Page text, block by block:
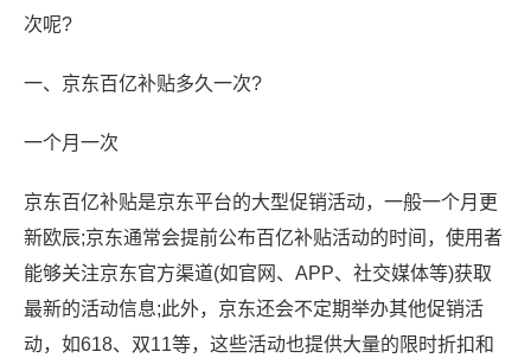
次呢?
一、京东百亿补贴多久一次?
一个月一次
京东百亿补贴是京东平台的大型促销活动，一般一个月更
新欧辰;京东通常会提前公布百亿补贴活动的时间，使用者
能够关注京东官方渠道(如官网、APP、社交媒体等)获取
最新的活动信息;此外，京东还会不定期举办其他促销活
动，如618、双11等，这些活动也提供大量的限时折扣和